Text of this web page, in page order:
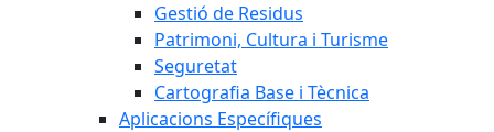
Gestió de Residus
Patrimoni, Cultura i Turisme
Seguretat
Cartografia Base i Tècnica
Aplicacions Específiques